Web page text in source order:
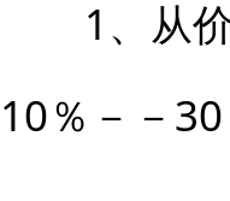
1、从价
10％－－